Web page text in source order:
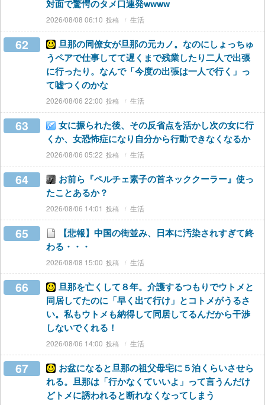
対面で驚愕のタメ口連発wwww
2026/08/08 06:10 生活
62
旦那の同僚女が旦那の元カノ。なのにしょっちゅ
うペアで仕事してて遅くまで残業したり二人で出張
に行ったり。なんで「今度の出張は一人で行く」っ
て嘘つくのかな
2026/08/06 22:00 生活
63
女に振られた後、その反省点を活かし次の女に行
くか、女恐怖症になり自分から行動できなくなるか
2026/08/06 05:22 生活
64
お前ら『ペルチェ素子の首ネッククーラー』使っ
たことあるか？
2026/08/06 14:01 生活
65
【悲報】中国の街並み、日本に汚染されすぎて終
わる・・・
2026/08/08 15:00 生活
66
旦那を亡くして８年。介護するつもりでウトメと
同居してたのに「早く出て行け」とコトメがうるさ
い。私もウトメも納得して同居してるんだから干渉
しないでくれる！
2026/08/06 14:00 生活
67
お盆になると旦那の祖父母宅に５泊くらいさせら
れる。旦那は「行かなくていいよ」って言うんだけ
どトメに誘われると断れなくなってしまう